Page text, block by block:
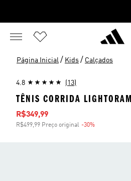
Página Inicial / Kids / Calçados
4.8 (13)
TÊNIS CORRIDA
Preço com desconto
R$349,99
R$499,99 Preço original -30%